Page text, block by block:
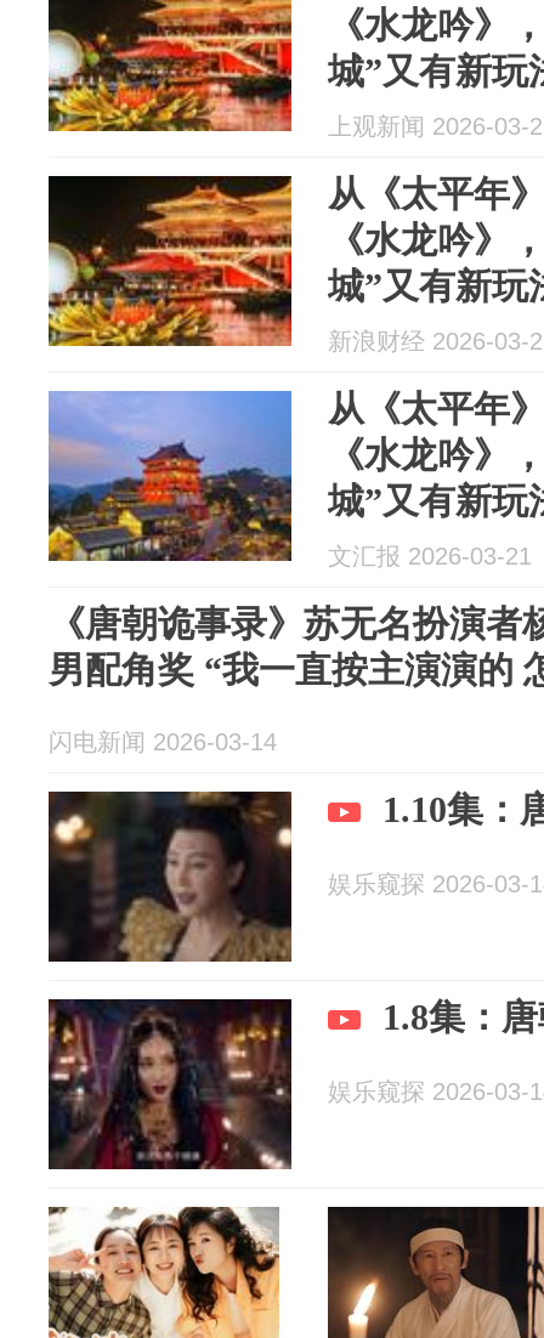
《水龙吟》
城”又有新玩
上观新闻 2026-03-
从《太平年
《水龙吟》
城”又有新玩
新浪财经 2026-03-
从《太平年
《水龙吟》
城”又有新玩
文汇报 2026-03-21
《唐朝诡事录》苏无名扮演
男配角奖 “我一直按主演演的
闪电新闻 2026-03-14
1.10集：
娱乐窥探 2026-03-
1.8集：
娱乐窥探 2026-03-